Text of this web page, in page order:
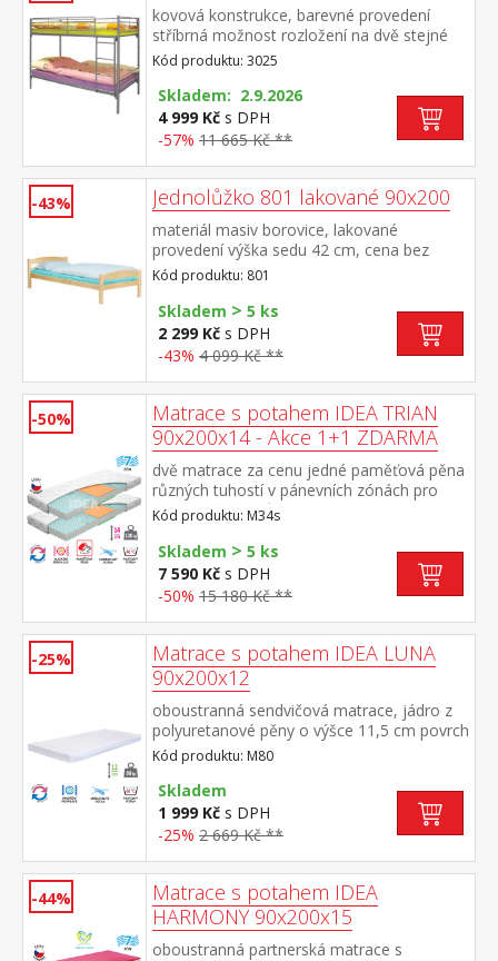
kovová konstrukce, barevné provedení
stříbrná možnost rozložení na dvě stejné
postele, nosnost jedné postele 130 kg cena
bez matrací, ale včetně kovových roštů,
doporučený rozměr matrací 90 × 200 cm
maximální výška matrací 15 cm (M2, M5,
M9, M24, M34, M41, M62, M63)
Kód produktu: 3025
Skladem: 2.9.2026
4 999 Kč s DPH
-57% 11 665 Kč **
-43% Jednolůžko 801 lakované 90x200
materiál masiv borovice, lakované
provedení výška sedu 42 cm, cena bez
roštu a matrace doporučený rozměr
matrace 90 × 200 cm (M2, M5, M9, M12,
M24, M26, M41) a rošt R1
Kód produktu: 801
Skladem > 5 ks
2 299 Kč s DPH
-43% 4 099 Kč **
-50%
Matrace s potahem IDEA TRIAN
90x200x14 - Akce 1+1 ZDARMA
dvě matrace za cenu jedné paměťová pěna
různých tuhostí v pánevních zónách pro
odlehčení kloubům a celému pohybovému
aparátu 7zónová anatomická masážní
profilace přináší velmi jemnou masáž v
průběhu spánku matrace s Visco pěnou a
systémem rozdílné tuhosti stran vhodná
pratelný do 40 °C doporučená nosnost do
120 kg
Kód produktu: M34s
Skladem > 5 ks
7 590 Kč s DPH
-50% 15 180 Kč **
-25%
Matrace s potahem IDEA LUNA
90x200x12
oboustranná sendvičová matrace, jádro z
polyuretanové pěny o výšce 11,5 cm povrch
jádra z jedné strany vyprofilován, z druhé
strany hladký potah z bílého 100%
polyesteru s příjemným hladkým
povrchem potah je snímatelný a pratelný
do 60 °C vhodná pro všechny typy
Kód produktu: M80
Skladem
1 999 Kč s DPH
-25% 2 669 Kč **
-44%
Matrace s potahem IDEA
HARMONY 90x200x15
oboustranná partnerská matrace s